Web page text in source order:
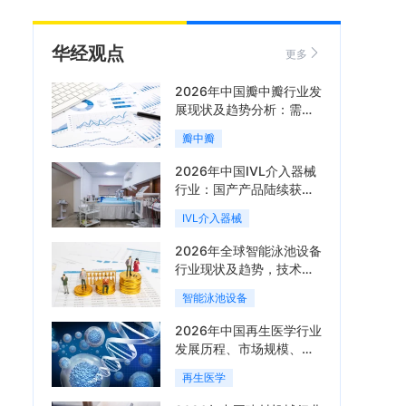
华经观点 更多
2026年中国瓣中瓣行业发
展现状及趋势分析：需求
可持续释放，市场发展前
景良好「图」
瓣中瓣
2026年中国IVL介入器械
行业：国产产品陆续获
批，市场将进入持续高增
长阶段「图」
IVL介入器械
2026年全球智能泳池设备
行业现状及趋势，技术端
朝着系统集成、绿色节能
方向迭代「图」
智能泳池设备
2026年中国再生医学行业
发展历程、市场规模、相
关政策、产业链、竞争格
局及发展潜力分析「图」
再生医学